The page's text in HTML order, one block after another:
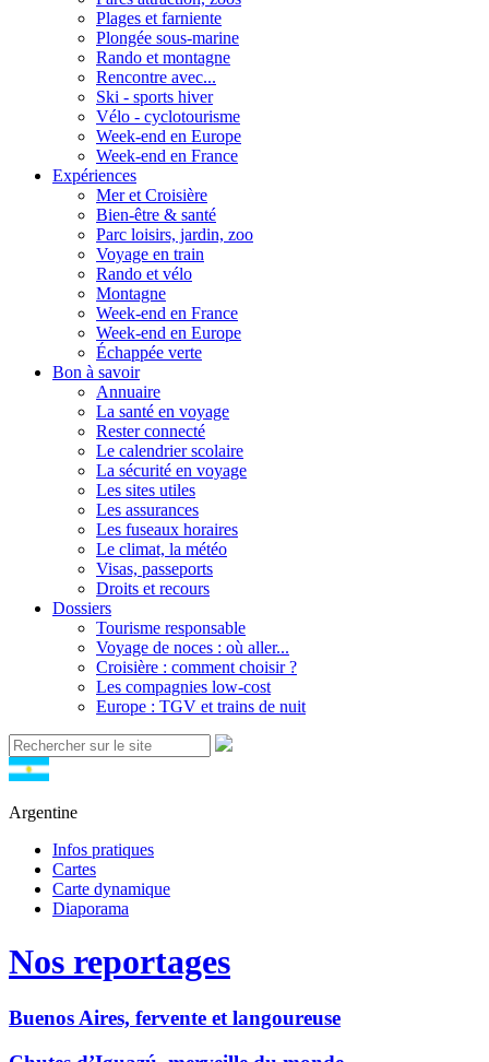
Plages et farniente
Plongée sous-marine
Rando et montagne
Rencontre avec...
Ski - sports hiver
Vélo - cyclotourisme
Week-end en Europe
Week-end en France
Expériences
Mer et Croisière
Bien-être & santé
Parc loisirs, jardin, zoo
Voyage en train
Rando et vélo
Montagne
Week-end en France
Week-end en Europe
Échappée verte
Bon à savoir
Annuaire
La santé en voyage
Rester connecté
Le calendrier scolaire
La sécurité en voyage
Les sites utiles
Les assurances
Les fuseaux horaires
Le climat, la météo
Visas, passeports
Droits et recours
Dossiers
Tourisme responsable
Voyage de noces : où aller...
Croisière : comment choisir ?
Les compagnies low-cost
Europe : TGV et trains de nuit
Argentine
Infos pratiques
Cartes
Carte dynamique
Diaporama
Nos reportages
Buenos Aires, fervente et langoureuse